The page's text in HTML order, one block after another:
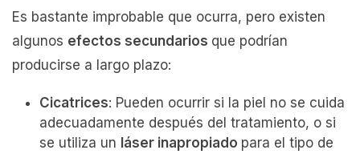
Es bastante improbable que ocurra, pero existen
algunos efectos secundarios que podrían
producirse a largo plazo:
Cicatrices: Pueden ocurrir si la piel no se cuida
adecuadamente después del tratamiento, o si
se utiliza un láser inapropiado para el tipo de